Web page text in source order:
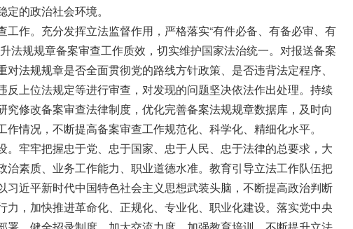
的政治社会环境。
工作。充分发挥立法监督作用，严格落实“有件必备、有备必审、有
法规规章备案审查工作质效，切实维护国家法治统一。对报送备案
对法规规章是否全面贯彻党的路线方针政策、是否违背法定程序、
反上位法规定等进行审查，对发现的问题坚决依法作出处理。持续
究修改备案审查法律制度，优化完善备案法规规章数据库，及时向
作情况，不断提高备案审查工作规范化、科学化、精细化水平。
。牢牢把握忠于党、忠于国家、忠于人民、忠于法律的总要求，大
治素质、业务工作能力、职业道德水准。教育引导立法工作队伍把
习近平新时代中国特色社会主义思想武装头脑，不断提高政治判断
力，加快推进革命化、正规化、专业化、职业化建设。落实党中央